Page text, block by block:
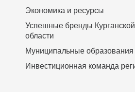
Экономика и ресурсы
Успешные бренды Курганской
области
Муниципальные образования
Инвестиционная команда